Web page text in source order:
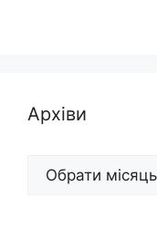
Архіви
Архіви